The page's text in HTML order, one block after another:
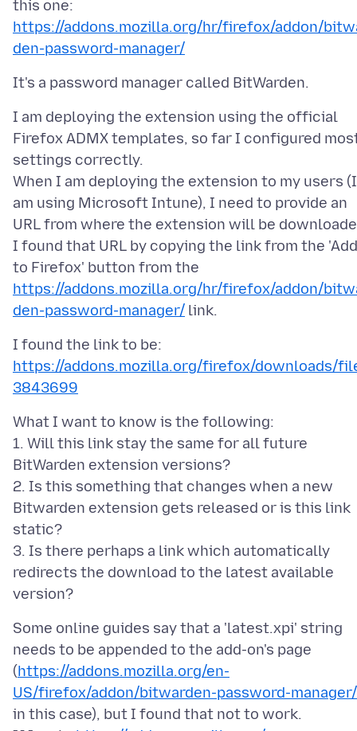
this one:
https://addons.mozilla.org/hr/firefox/addon/
den-password-manager/
I am deploying the extension using the official
Firefox ADMX templates, so far I configured
settings correctly.
When I am deploying the extension to my users (I
am using Microsoft Intune), I need to provide an
URL from where the extension will be
I found that URL by copying the link from the 'Add
to Firefox' button from the
https://addons.mozilla.org/hr/firefox/addon/
den-password-manager/
I found the link to be:
https://addons.mozilla.org/firefox/downloads/
3843699
What I want to know is the following:
1. Will this link stay the same for all future
BitWarden extension versions?
2. Is this something that changes when a new
Bitwarden extension gets released or is this link
static?
3. Is there perhaps a link which automatically
redirects the download to the latest available
Some online guides say that a 'latest.xpi' string
needs to be appended to the add-on's page
(https://addons.mozilla.org/en-
US/firefox/addon/bitwarden-password-manager/
in this case), but I found that not to work.